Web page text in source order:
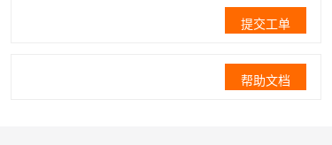
提交工单
帮助文档